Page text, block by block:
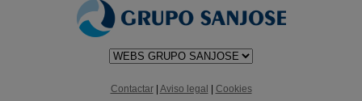
Contactar| Aviso legal Cookies